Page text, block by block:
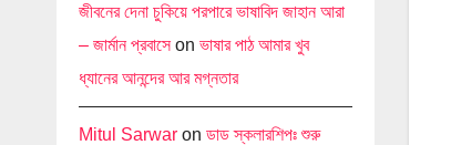
জীবনের দেনা চুকিয়ে পরপারে ভাষাবিদ জাহান আরা
– জার্মান প্রবাসেon ভাষার পাঠ আমার খুব
ধ্যানের আনন্দের আর মগ্নতার
Mitul Sarwar on ডাড স্কলারশিপঃ শুরু